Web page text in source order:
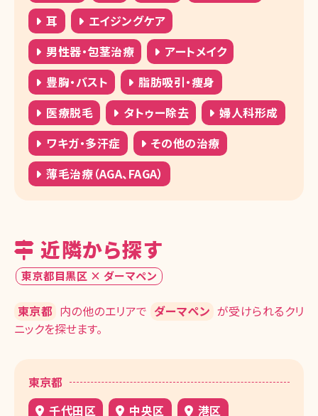
耳
エイジングケア
男性器・包茎治療
アートメイク
豊胸・バスト
脂肪吸引・痩身
医療脱毛
タトゥー除去
婦人科形成
ワキガ・多汗症
その他の治療
薄毛治療（AGA、FAGA）
近隣から探す
東京都目黒区 × ダーマペン
東京都 内の他のエリアで ダーマペン が受けられるクリ
ニックを探せます。
東京都
千代田区
中央区
港区